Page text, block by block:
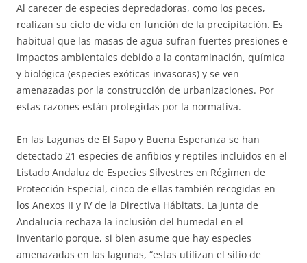
Al carecer de especies depredadoras, como los peces,
realizan su ciclo de vida en función de la precipitación. Es
habitual que las masas de agua sufran fuertes presiones e
impactos ambientales debido a la contaminación, química
y biológica (especies exóticas invasoras) y se ven
amenazadas por la construcción de urbanizaciones. Por
estas razones están protegidas por la normativa.
En las Lagunas de El Sapo y Buena Esperanza se han
detectado 21 especies de anfibios y reptiles incluidos en el
Listado Andaluz de Especies Silvestres en Régimen de
Protección Especial, cinco de ellas también recogidas en
los Anexos II y IV de la Directiva Hábitats. La Junta de
Andalucía rechaza la inclusión del humedal en el
inventario porque, si bien asume que hay especies
amenazadas en las lagunas, “estas utilizan el sitio de